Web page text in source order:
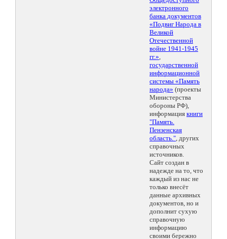
электронного
банка документов
«Подвиг Народа в
Великой
Отечественной
войне 1941-1945
гг.»,
государственной
информационной
системы «Память
народа» (проекты
Министерства
обороны РФ),
информация книги
"Память.
Пензенская
область.", других
справочных
источников.
Сайт создан в
надежде на то, что
каждый из нас не
только внесёт
данные архивных
документов, но и
дополнит сухую
справочную
информацию
своими бережно